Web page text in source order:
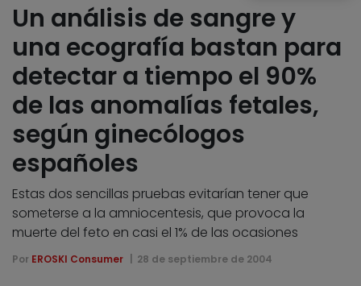
Un análisis de sangre y
una ecografía bastan para
detectar a tiempo el 90%
de las anomalías fetales,
según ginecólogos
españoles
Estas dos sencillas pruebas evitarían tener que
someterse a la amniocentesis, que provoca la
muerte del feto en casi el 1% de las ocasiones
Por EROSKI Consumer 28 de septiembre de 2004